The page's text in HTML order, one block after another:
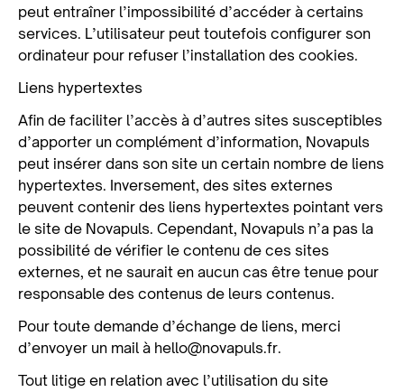
peut entraîner l’impossibilité d’accéder à certains
services. L’utilisateur peut toutefois configurer son
ordinateur pour refuser l’installation des cookies.
Liens hypertextes
Afin de faciliter l’accès à d’autres sites susceptibles
d’apporter un complément d’information, Novapuls
peut insérer dans son site un certain nombre de liens
hypertextes. Inversement, des sites externes
peuvent contenir des liens hypertextes pointant vers
le site de Novapuls. Cependant, Novapuls n’a pas la
possibilité de vérifier le contenu de ces sites
externes, et ne saurait en aucun cas être tenue pour
responsable des contenus de leurs contenus.
Pour toute demande d’échange de liens, merci
d’envoyer un mail à hello@novapuls.fr.
Tout litige en relation avec l’utilisation du site